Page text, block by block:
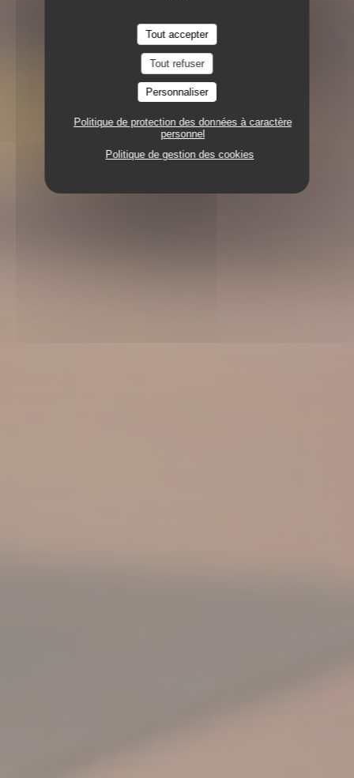
Tout accepter
Tout refuser
Personnaliser
Politique de protection des données à caractère
personnel
Politique de gestion des cookies